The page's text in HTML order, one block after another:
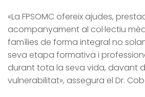
«La FPSOMC ofereix ajudes,
acompanyament al col·lectiu
famílies de forma integral no
seva etapa formativa i
durant tota la seva vida, davant
vulnerabilitat», assegura el Dr.